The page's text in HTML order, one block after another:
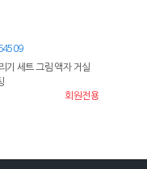
기 세트 그림 액자 거실
회원전용